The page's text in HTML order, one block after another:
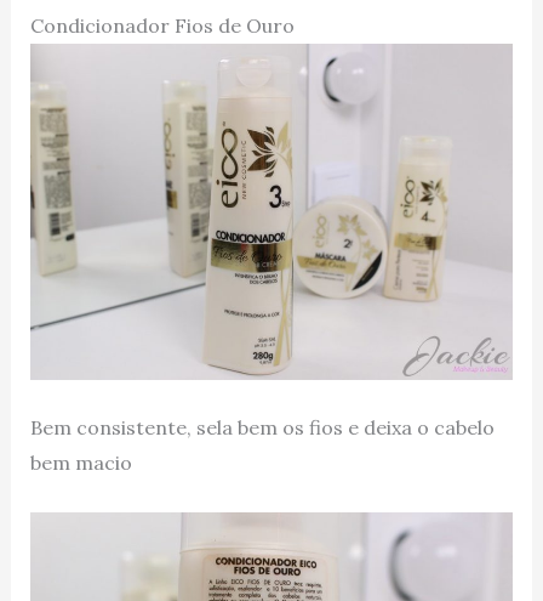
Condicionador Fios de Ouro
Bem consistente, sela bem os fios e deixa o cabelo
bem macio